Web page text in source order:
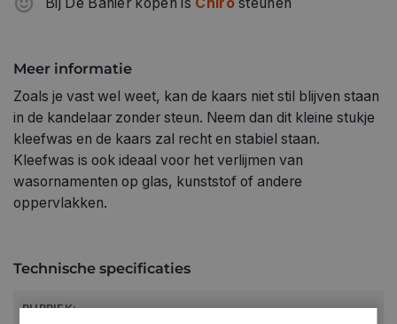
Meer informatie
Zoals je vast wel weet, kan de kaars niet stil blijven staan ​​
in de kandelaar zonder steun. Neem dan dit kleine stukje
kleefwas en de kaars zal recht en stabiel staan.
Kleefwas is ook ideaal voor het verlijmen van
wasornamenten op glas, kunststof of andere
oppervlakken.
Technische specificaties
RUBRIEK: